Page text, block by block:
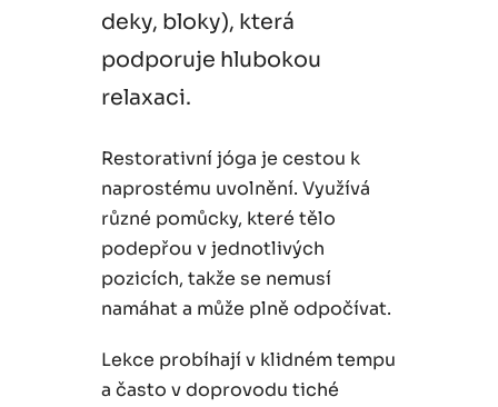
deky, bloky), která
podporuje hlubokou
relaxaci.
Restorativní jóga je cestou k
naprostému uvolnění. Využívá
různé pomůcky, které tělo
podepřou v jednotlivých
pozicích, takže se nemusí
namáhat a může plně odpočívat.
Lekce probíhají v klidném tempu
a často v doprovodu tiché